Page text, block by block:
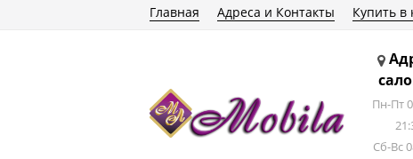
Главная Адреса и Контакты Купить в
Пн-Пт
Сб-Вс